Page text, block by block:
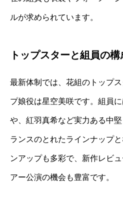
ルが求められています。
トップスターと組員の構
最新体制では、花組のトップ
プ娘役は星空美咲です。組員
や、紅羽真希など実力ある中
ランスのとれたラインナップ
ンアップも多彩で、新作レビ
アー公演の機会も豊富です。